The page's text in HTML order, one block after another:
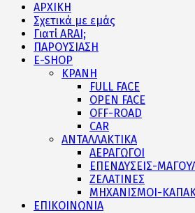
ΑΡΧΙΚΗ
Σχετικά με εμάς
Γιατί ARAI;
ΠΑΡΟΥΣΙΑΣΗ
E-SHOP
ΚΡΑΝΗ
FULL FACE
OPEN FACE
OFF-ROAD
CAR
ΑΝΤΑΛΛΑΚΤΙΚΑ
ΑΕΡΑΓΩΓΟΙ
ΕΠΕΝΔΥΣΕΙΣ-
ΖΕΛΑΤΙΝΕΣ
ΜΗΧΑΝΙΣΜΟΙ-
ΕΠΙΚΟΙΝΩΝΙΑ